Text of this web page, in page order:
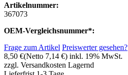
Artikelnummer:
367073
OEM-Vergleichsnummer*:
Frage zum Artikel Preiswerter gesehen?
8,50 €(Netto 7,14 €) inkl. 19% MwSt.
zzgl. Versandkosten Lagernd